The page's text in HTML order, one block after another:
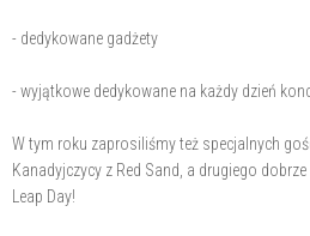
- dedykowane gadżety
- wyjątkowe dedykowane na każdy dzień
W tym roku zaprosiliśmy też specjalnych
Kanadyjczycy z Red Sand, a drugiego
Leap Day!